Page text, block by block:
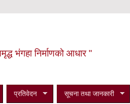
भंगहा निर्माणको आधार "
प्रतिवेदन सूचना तथा जानकारी